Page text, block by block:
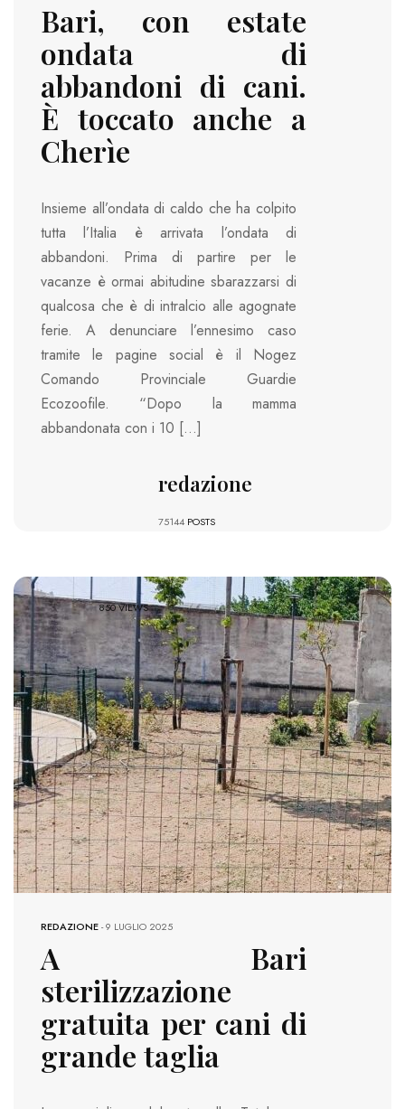
Bari, con estate
ondata di
abbandoni di cani.
È toccato anche a
Cherìe
Insieme all’ondata di caldo che ha colpito
tutta l’Italia è arrivata l’ondata di
abbandoni. Prima di partire per le
vacanze è ormai abitudine sbarazzarsi di
qualcosa che è di intralcio alle agognate
ferie. A denunciare l’ennesimo caso
tramite le pagine social è il Nogez
Comando Provinciale Guardie
Ecozoofile. “Dopo la mamma
abbandonata con i 10 […]
redazione
75144 POSTS
850 VIEWS
REDAZIONE-9 LUGLIO 2025
A Bari
sterilizzazione
gratuita per cani di
grande taglia